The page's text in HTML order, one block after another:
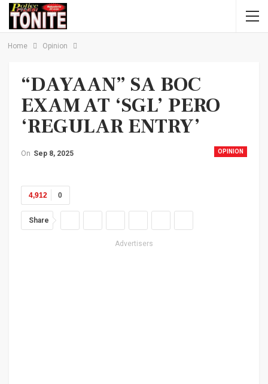
Home Opinion
“DAYAAN” SA BOC
EXAM AT ‘SGL’ PERO
‘REGULAR ENTRY’
OPINION
On Sep 8, 2025
0
4,912
Share
Advertisers